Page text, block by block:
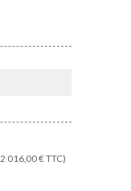
2 016,00€ TTC)